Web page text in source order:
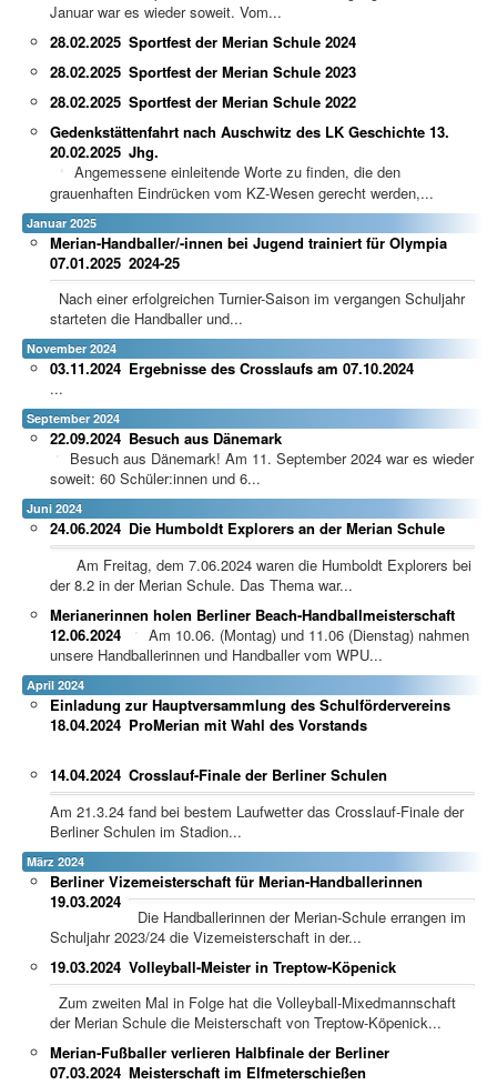
Januar war es wieder soweit. Vom...
Sportfest der Merian Schule 2024
28.02.2025
Sportfest der Merian Schule 2023
28.02.2025
Sportfest der Merian Schule 2022
28.02.2025
Gedenkstättenfahrt nach Auschwitz des LK Geschichte 13.
Jhg.
20.02.2025
Angemessene einleitende Worte zu finden, die den
grauenhaften Eindrücken vom KZ-Wesen gerecht werden,...
Januar 2025
Merian-Handballer/-innen bei Jugend trainiert für Olympia
2024-25
07.01.2025
Nach einer erfolgreichen Turnier-Saison im vergangen Schuljahr
starteten die Handballer und...
November 2024
Ergebnisse des Crosslaufs am 07.10.2024
03.11.2024
...
September 2024
Besuch aus Dänemark
22.09.2024
Besuch aus Dänemark! Am 11. September 2024 war es wieder
soweit: 60 Schüler:innen und 6...
Juni 2024
Die Humboldt Explorers an der Merian Schule
24.06.2024
Am Freitag, dem 7.06.2024 waren die Humboldt Explorers bei
der 8.2 in der Merian Schule. Das Thema war...
Merianerinnen holen Berliner Beach-Handballmeisterschaft
12.06.2024
Am 10.06. (Montag) und 11.06 (Dienstag) nahmen
unsere Handballerinnen und Handballer vom WPU...
April 2024
Einladung zur Hauptversammlung des Schulfördervereins
ProMerian mit Wahl des Vorstands
18.04.2024
Crosslauf-Finale der Berliner Schulen
14.04.2024
Am 21.3.24 fand bei bestem Laufwetter das Crosslauf-Finale der
Berliner Schulen im Stadion...
März 2024
Berliner Vizemeisterschaft für Merian-Handballerinnen
19.03.2024
Die Handballerinnen der Merian-Schule errangen im
Schuljahr 2023/24 die Vizemeisterschaft in der...
Volleyball-Meister in Treptow-Köpenick
19.03.2024
Zum zweiten Mal in Folge hat die Volleyball-Mixedmannschaft
der Merian Schule die Meisterschaft von Treptow-Köpenick...
Merian-Fußballer verlieren Halbfinale der Berliner
Meisterschaft im Elfmeterschießen
07.03.2024